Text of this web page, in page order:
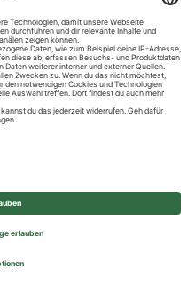
All rights reserved